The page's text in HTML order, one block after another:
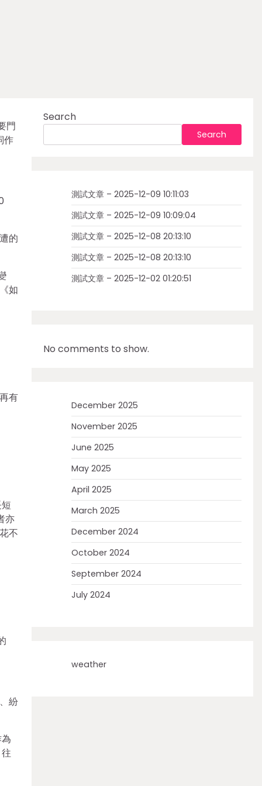
門
作
的
如
有
亦
不
紛
Search
Search
測試文章 – 2025-12-09 10:11:03
測試文章 – 2025-12-09 10:09:04
測試文章 – 2025-12-08 20:13:10
測試文章 – 2025-12-08 20:13:10
測試文章 – 2025-12-02 01:20:51
No comments to show.
December 2025
November 2025
June 2025
May 2025
April 2025
March 2025
December 2024
October 2024
September 2024
July 2024
weather